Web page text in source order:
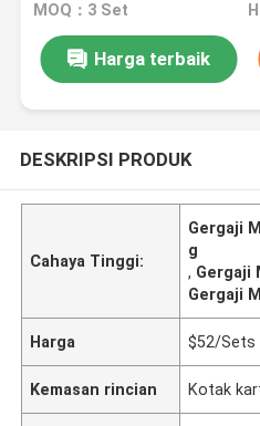
MOQ：3 Set
Harga terbaik
DESKRIPSI PRODUK
Cahaya Tinggi:
Gergaji
g
, Gergaji
Gergaji
Harga $52/Sets
Kemasan rincian Kotak